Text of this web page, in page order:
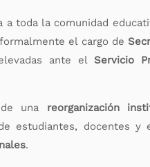
a toda la comunidad
el cargo de
ante elServicio
una reorganización
estudiantes, docentes y
.